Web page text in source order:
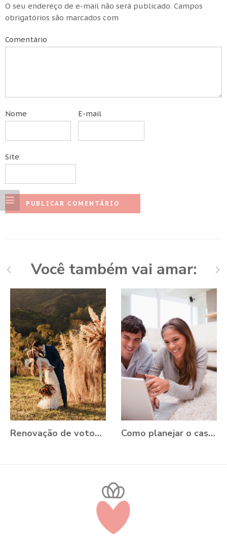
O seu endereço de e-mail não será publicado. Campos
obrigatórios são marcados com
Comentário
Nome E-mail
Site
Você também vai amar:
Renovação de votos: Aline e Danilo, Ouro Preto - MG Como planejar o casamento durante a Pandemia?